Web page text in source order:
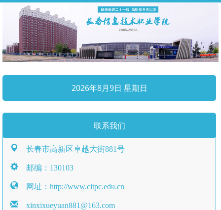
2026年8月9日 星期日
联系我们
长春市高新区卓越大街881号
邮编：130103
网址：http://www.citpc.edu.cn
xinxixueyuan881@163.com